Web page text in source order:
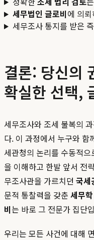
세무법인 글로비에 의
세무조사 통지를 받은
결론: 당신의
확실한 선택,
세무조사와 조세 불복의
다. 이 과정에서 누구와 함
세관청의 논리를 수동적
을 이해하고 한발 앞서 전
무조사관을 가르치던 국세
문적 통찰력을 갖춘 세무
비는 바로 그 전문가 집단
우리는 모든 사건에 대해